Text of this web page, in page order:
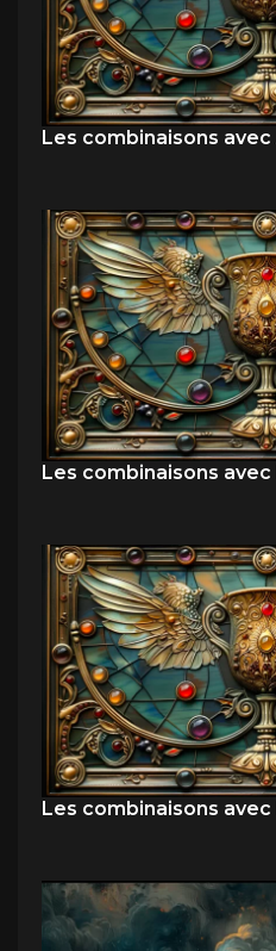
Les combinaisons avec
Les combinaisons
Les combinaisons